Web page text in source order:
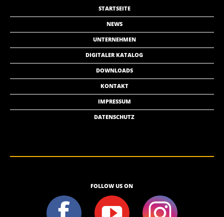
STARTSEITE
NEWS
UNTERNEHMEN
DIGITALER KATALOG
DOWNLOADS
KONTAKT
IMPRESSUM
DATENSCHUTZ
FOLLOW US ON